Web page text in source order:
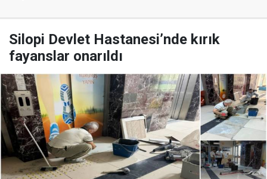
Silopi Devlet Hastanesi’nde kırık
fayanslar onarıldı